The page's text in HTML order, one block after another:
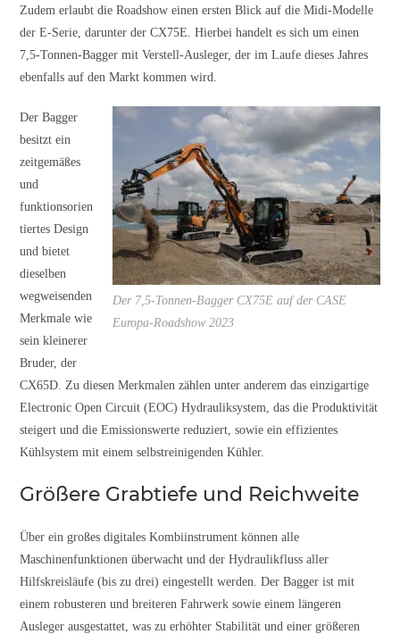
Zudem erlaubt die Roadshow einen ersten Blick auf die Midi-Modelle
der E-Serie, darunter der CX75E. Hierbei handelt es sich um einen
7,5-Tonnen-Bagger mit Verstell-Ausleger, der im Laufe dieses Jahres
ebenfalls auf den Markt kommen wird.
Der 7,5-Tonnen-Bagger CX75E auf der CASE
Europa-Roadshow 2023
Der Bagger
besitzt ein
zeitgemäßes
und
funktionsorien
tiertes Design
und bietet
dieselben
wegweisenden
Merkmale wie
sein kleinerer
Bruder, der
CX65D. Zu diesen Merkmalen zählen unter anderem das einzigartige
Electronic Open Circuit (EOC) Hydrauliksystem, das die Produktivität
steigert und die Emissionswerte reduziert, sowie ein effizientes
Kühlsystem mit einem selbstreinigenden Kühler.
Größere Grabtiefe und Reichweite
Über ein großes digitales Kombiinstrument können alle
Maschinenfunktionen überwacht und der Hydraulikfluss aller
Hilfskreisläufe (bis zu drei) eingestellt werden. Der Bagger ist mit
einem robusteren und breiteren Fahrwerk sowie einem längeren
Ausleger ausgestattet, was zu erhöhter Stabilität und einer größeren